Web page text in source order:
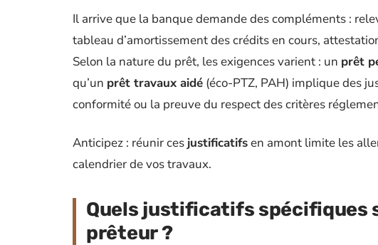
Il arrive que la banque demande des compléments :
tableau d’amortissement des crédits en cours,
Selon la nature du prêt, les exigences varient : un prêt
qu’un prêt travaux aidé (éco-PTZ, PAH) implique des
conformité ou la preuve du respect des critères
Anticipez : réunir ces justificatifsen amont limite les
calendrier de vos travaux.
Quels justificatifs spécifiques
prêteur ?